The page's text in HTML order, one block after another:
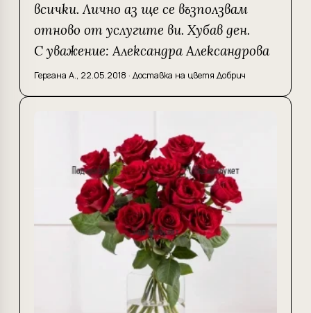
всички. Лично аз ще се възползвам
отново от услугите ви. Хубав ден.
С уважение: Александра Александрова
Гергана А., 22.05.2018 · Доставка на цветя Добрич